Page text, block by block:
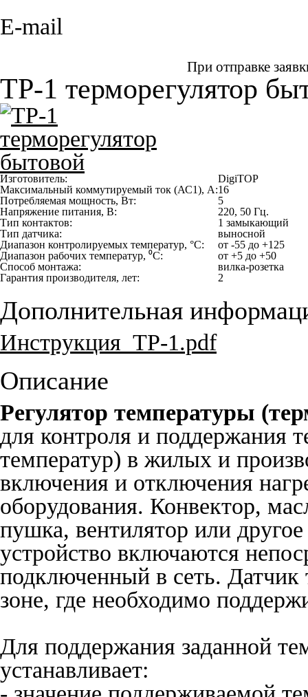
E-mail
При отправке
ТР-1 терморегулятор
Изготовитель:
DigiTOP
Максимальный коммутируемый ток (АС1), А:16
Потребляемая мощность, Вт:
5
Напряжение питания, В:
220, 50 Гц.
Тип контактов:
1 замыкающий
Тип датчика:
выносной
Диапазон контролируемых температур, °С:
от -55 до +125
Диапазон рабочих температур, ⁰С:
от +5 до +50
Способ монтажа:
вилка-розетка
Гарантия производителя, лет:
2
Дополнительная
Инструкция_ТР-1.pdf
Описание
Регулятор температуры
для контроля и поддержания
температур) в жилых и
включения и отключения
оборудования. Конвектор,
пушка, вентилятор или
устройство включаются
подключенный в сеть. Датчик
зоне, где необходимо
Для поддержания заданной
устанавливает: